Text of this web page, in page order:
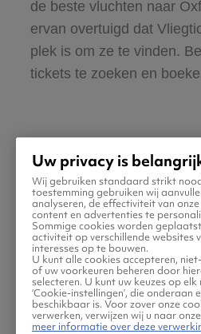
de beste vluchten naar
ervan overtuigd dat
plek is om ze te vinden.
tickets te zoeken en
Praktische
je vlucht naar
Uw privacy is
Wij gebruiken standaard strikt
toestemming gebruiken wij
analyseren, de effectiviteit van
content en advertenties te
Sommige cookies worden
activiteit op verschillende websites
interesses op te bouwen.
U kunt alle cookies accepteren,
of uw voorkeuren beheren door
selecteren. U kunt uw keuzes op
‘Cookie-instellingen’, die
beschikbaar is. Voor zover onze
verwerken, verwijzen wij u naar onze
meer informatie over deze